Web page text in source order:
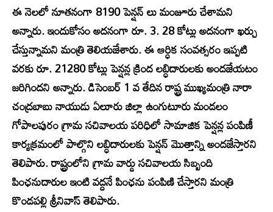
ఈ నెలలో నూతనంగా 8190 పెన్షన్ లు మంజూరు చేశామని
అన్నారు. ఇందుకోసం అదనంగా రూ. 3. 28 కోట్లు అదనంగా ఖర్చు
చేస్తున్నామని మంత్రి తెలియజేశారు. ఈ ఆర్ధిక సంవత్సరం ఇప్పటి
వరకు రూ. 21280 కోట్లు పెన్షన్ల క్రింద లబ్ధిదారులకు అందజేయటం
జరిగిందని అన్నారు. డిసెంబర్ 1 వ తేదిన రాష్ట్ర ముఖ్యమంత్రి నారా
చంద్రబాబు నాయుడు ఏలూరు జిల్లా ఉంగుటూరు మండలం
గోపాలపురం గ్రామ సచివాలయ పరిధిలో సామాజిక పెన్షన్ల పంపిణీ
కార్యక్రమంలో పాల్గొని లబ్ధిదారులకు పెన్షన్ మొత్తాన్ని అందజేస్తారని
తెలిపారు. రాష్ట్రంలోని గ్రామ వార్డు సచివాలయ సిబ్బంది
పింఛనుదారుల ఇంటి వద్దనే పింఛను పంపిణి చేస్తారని మంత్రి
కొండపల్లి శ్రీనివాస్ తెలిపారు.